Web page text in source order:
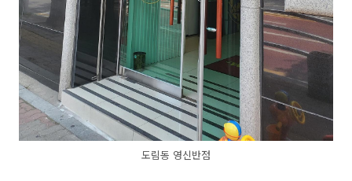
도림동 영신반점